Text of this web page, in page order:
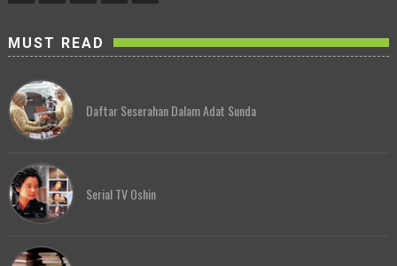
MUST READ
Daftar Seserahan Dalam Adat Sunda
Serial TV Oshin